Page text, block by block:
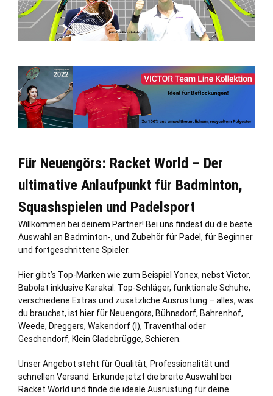
Für Neuengörs: Racket World – Der
ultimative Anlaufpunkt für Badminton,
Squashspielen und Padelsport
Willkommen bei deinem Partner! Bei uns findest du die beste
Auswahl an Badminton-, und Zubehör für Padel, für Beginner
und fortgeschrittene Spieler.
Hier gibt’s Top-Marken wie zum Beispiel Yonex, nebst Victor,
Babolat inklusive Karakal. Top-Schläger, funktionale Schuhe,
verschiedene Extras und zusätzliche Ausrüstung – alles, was
du brauchst, ist hier für Neuengörs, Bühnsdorf, Bahrenhof,
Weede, Dreggers, Wakendorf (I), Traventhal oder
Geschendorf, Klein Gladebrügge, Schieren
Unser Angebot steht für Qualität, Professionalität und
schnellen Versand. Erkunde jetzt die breite Auswahl bei
Racket World und finde die ideale Ausrüstung für deine